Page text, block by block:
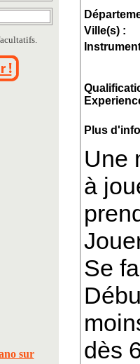
Ville(s) :
Plus
Une
à
Se
dès